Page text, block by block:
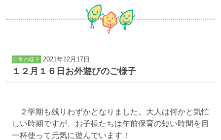
日常の様子 2021年12月17日
１２月１６日お外遊びのご様子
２学期も残りわずかとなりました。大人は何かと気忙
しい時期ですが、お子様たちは午前保育の短い時間を目
一杯使って元気に遊んでいます！